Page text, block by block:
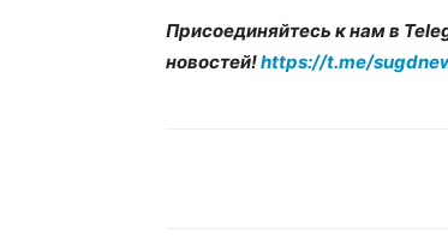
Присоединяйтесь к нам в
новостей!https://t.me/